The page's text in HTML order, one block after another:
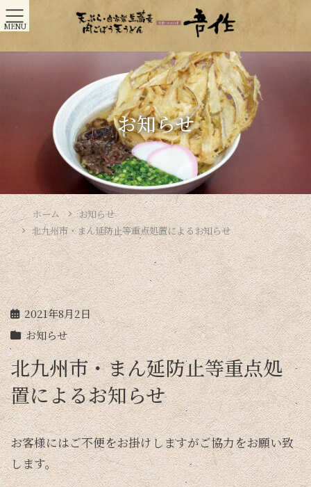
お知らせ
ホーム
お知らせ
北九州市・まん延防止等重点処置によるお知らせ
2021年8月2日
お知らせ
北九州市・まん延防止等重点処
置によるお知らせ
お客様にはご不便をお掛けしますがご協力をお願い致
します。
MENU